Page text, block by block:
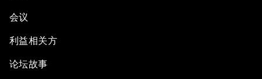
会议
利益相关方
论坛故事